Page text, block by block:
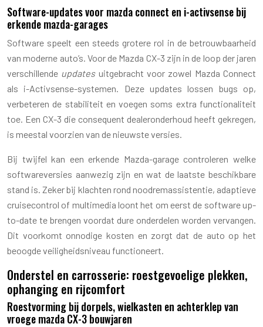
Software-updates voor mazda connect en i-activsense bij
erkende mazda-garages
Software speelt een steeds grotere rol in de betrouwbaarheid
van moderne auto’s. Voor de Mazda CX-3 zijn in de loop der jaren
verschillende updatesuitgebracht voor zowel Mazda Connect
als i-Activsense-systemen. Deze updates lossen bugs op,
verbeteren de stabiliteit en voegen soms extra functionaliteit
toe. Een CX-3 die consequent dealeronderhoud heeft gekregen,
is meestal voorzien van de nieuwste versies.
Bij twijfel kan een erkende Mazda-garage controleren welke
softwareversies aanwezig zijn en wat de laatste beschikbare
stand is. Zeker bij klachten rond noodremassistentie, adaptieve
cruisecontrol of multimedia loont het om eerst de software up-
to-date te brengen voordat dure onderdelen worden vervangen.
Dit voorkomt onnodige kosten en zorgt dat de auto op het
beoogde veiligheidsniveau functioneert.
Onderstel en carrosserie: roestgevoelige plekken,
ophanging en rijcomfort
Roestvorming bij dorpels, wielkasten en achterklep van
vroege mazda CX-3 bouwjaren